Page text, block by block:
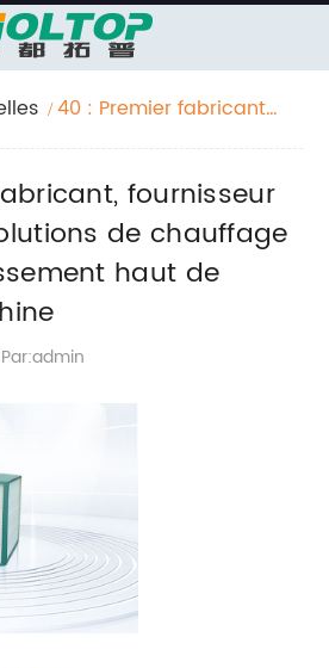
40 : Premier fabricant,
et de refroidissement
haut de gamme en
Chine
fournisseur
de chauffage
haut de
Par:admin